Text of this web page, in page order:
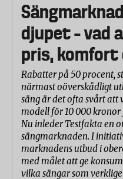
djupet – vad
pris,
Rabatter på 50 procent,
närmast oöverskådligt
säng är det ofta svårt att
modell för 10 000 kronor
Nu inleder Testfakta en
sängmarknaden. I
marknadens utbud i
med målet att ge
vilka sängar som